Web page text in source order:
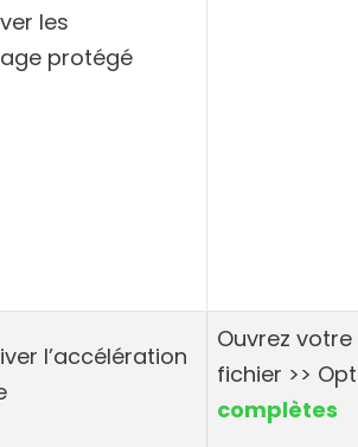
les
protégé
l’accélération
Ouvrez
fichier >>
complètes